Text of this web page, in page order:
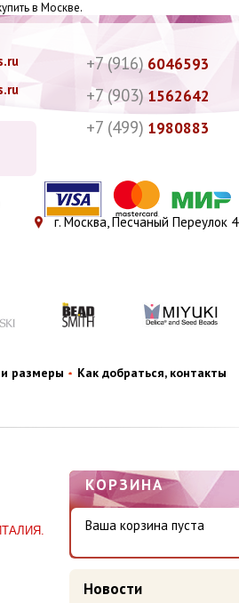
в Москве.
+7 (916) 6046593
+7 (903) 1562642
+7 (499) 1980883
г. Москва, Песчаный Переулок 4
размеры Как добраться, контакты
КОРЗИНА
Ваша корзина пуста
Новости